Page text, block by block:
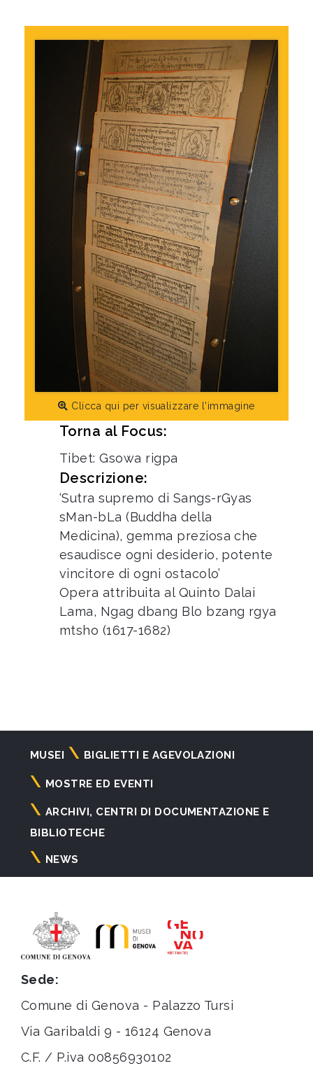
Clicca qui per visualizzare l'immagine
Torna al Focus:
Tibet: Gsowa rigpa
Descrizione:
‘Sutra supremo di Sangs-rGyas
sMan-bLa (Buddha della
Medicina), gemma preziosa che
esaudisce ogni desiderio, potente
vincitore di ogni ostacolo’
Opera attribuita al Quinto Dalai
Lama, Ngag dbang Blo bzang rgya
mtsho (1617-1682)
Navigazione
principale
MUSEI BIGLIETTI E AGEVOLAZIONI
MOSTRE ED EVENTI
ARCHIVI, CENTRI DI DOCUMENTAZIONE E
BIBLIOTECHE
NEWS
Sede:
Comune di Genova - Palazzo Tursi
Via Garibaldi 9 - 16124 Genova
C.F. / P.iva 00856930102